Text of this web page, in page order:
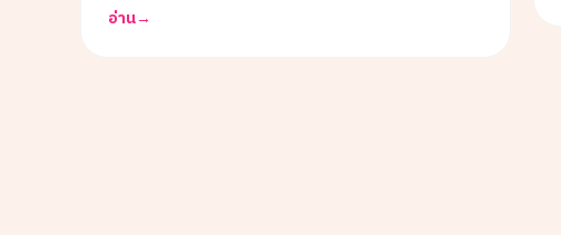
Quick Panel ปรับแต่งได้อิสระและ Photo Assist ที่ฉลาดขึ้น
อ่าน→